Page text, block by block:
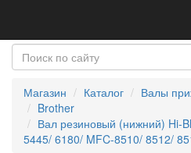
Магазин Каталог
Валы
Brother
Вал резиновый (нижний) Hi-
5445/ 6180/ MFC-8510/ 8512/